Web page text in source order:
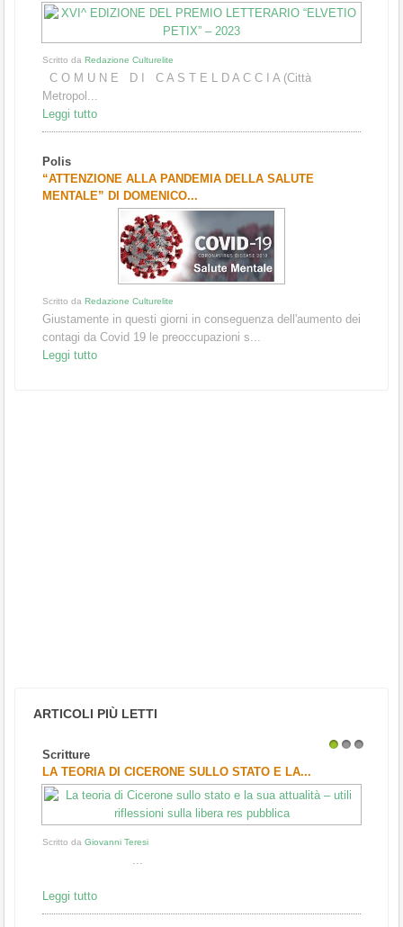
Scritto da Redazione Culturelite
C O M U N E D I C A S T E L D A C C I A (Città
Metropol...
Leggi tutto
Polis
“ATTENZIONE ALLA PANDEMIA DELLA SALUTE
MENTALE” DI DOMENICO...
Scritto da Redazione Culturelite
Giustamente in questi giorni in conseguenza dell'aumento dei
contagi da Covid 19 le preoccupazioni s...
Leggi tutto
ARTICOLI PIÙ LETTI
Scritture
LA TEORIA DI CICERONE SULLO STATO E LA...
Scritto da Giovanni Teresi
...
Leggi tutto